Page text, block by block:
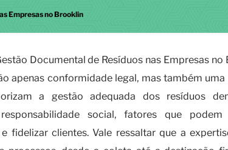
Empresas no Brooklin
Documental de Resíduos nas Empresas no
apenas conformidade legal, mas também
a gestão adequada dos resíduos
social, fatores que podem
fidelizar clientes. Vale ressaltar que a